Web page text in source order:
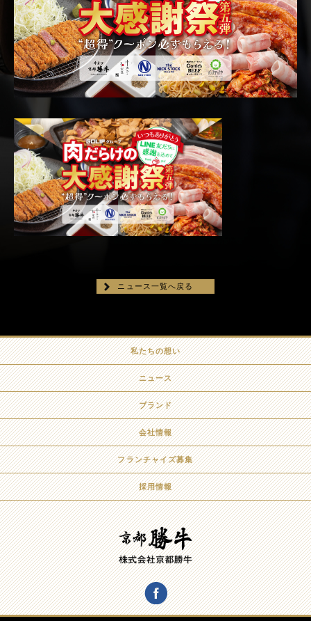
ニュース一覧へ戻る
私たちの想い
ニュース
ブランド
会社情報
フランチャイズ募集
採用情報